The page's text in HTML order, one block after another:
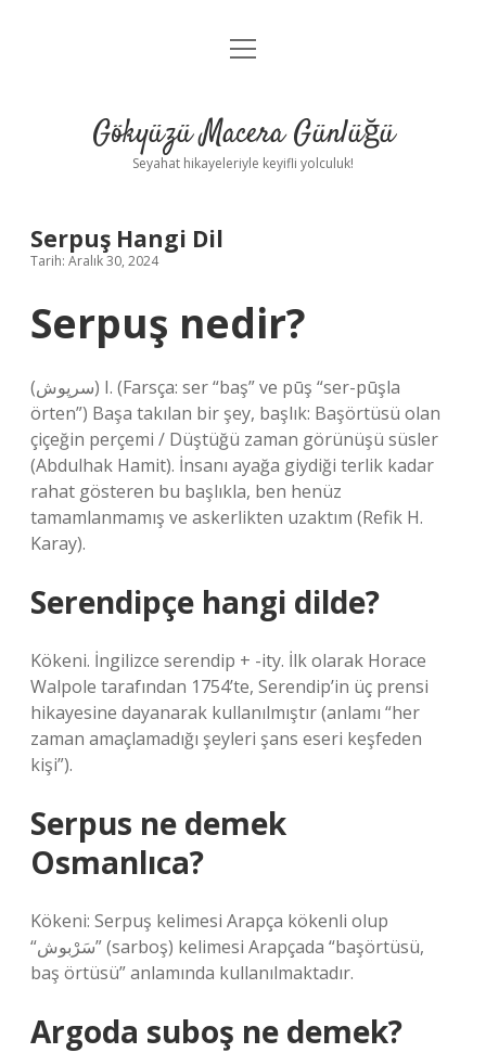
Anasayfa
Yasal Uyarı
menüyü
Gökyüzü Macera Günlüğü
Seyahat hikayeleriyle keyifli yolculuk!
Serpuş Hangi Dil
Tarih: Aralık 30, 2024
Serpuş nedir?
(ﺳﺮﭘﻮﺵ) I. (Farsça: ser “baş” ve pūş “ser-pūşla
örten”) Başa takılan bir şey, başlık: Başörtüsü olan
çiçeğin perçemi / Düştüğü zaman görünüşü süsler
(Abdulhak Hamit). İnsanı ayağa giydiği terlik kadar
rahat gösteren bu başlıkla, ben henüz
tamamlanmamış ve askerlikten uzaktım (Refik H.
Karay).
Serendipçe hangi dilde?
Kökeni. İngilizce serendip + -ity. İlk olarak Horace
Walpole tarafından 1754’te, Serendip’in üç prensi
hikayesine dayanarak kullanılmıştır (anlamı “her
zaman amaçlamadığı şeyleri şans eseri keşfeden
kişi”).
Serpus ne demek
Osmanlıca?
Kökeni: Serpuş kelimesi Arapça kökenli olup
“سَرْبوش” (sarboş) kelimesi Arapçada “başörtüsü,
baş örtüsü” anlamında kullanılmaktadır.
Argoda suboş ne demek?